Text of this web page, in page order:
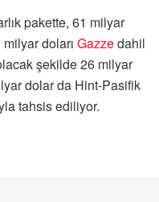
pakette, 61 milyar
doları Gazzedahil
şekilde 26 milyar
dolar da Hint-Pasifik
tahsis ediliyor.